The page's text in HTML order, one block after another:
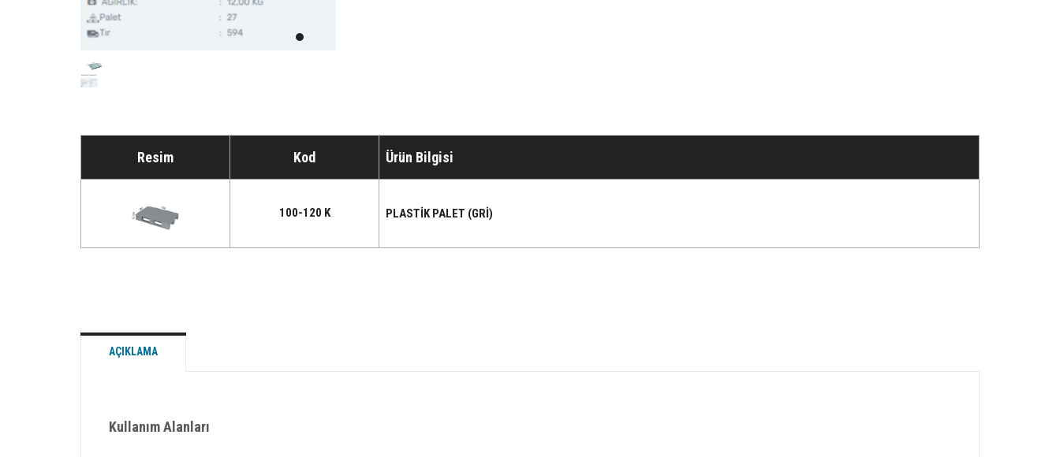
Resim Kod Ürün Bilgisi
100-120 K PLASTİK PALET (GRİ)
AÇIKLAMA
Kullanım Alanları